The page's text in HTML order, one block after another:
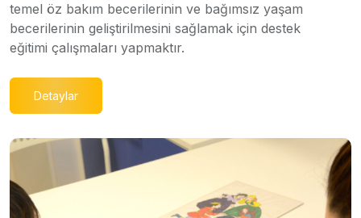
temel öz bakım becerilerinin ve bağımsız yaşam
becerilerinin geliştirilmesini sağlamak için destek
eğitimi çalışmaları yapmaktır.
Detaylar